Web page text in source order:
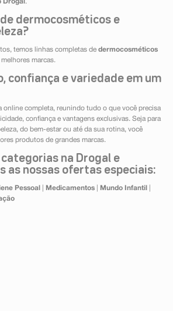
Drogal .
dermocosméticos e
temos linhas completas de dermocosméticos
marcas.
confiança e variedade em um
online completa, reunindo tudo o que você precisa
confiança e vantagens exclusivas. Seja para
do bem-estar ou até da sua rotina, você
produtos de grandes marcas.
categorias na Drogal e
as nossas ofertas especiais:
Pessoal Medicamentos| Mundo Infantil